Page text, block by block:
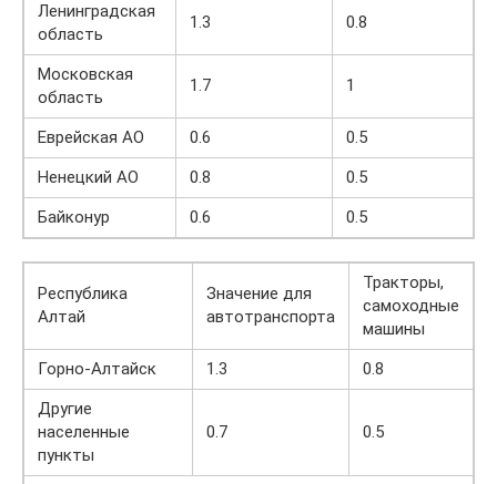
Ленинградская
область
1.3 0.8
Московская
область
1.7 1
Еврейская АО 0.6
0.5
Ненецкий АО
0.8
0.5
Байконур
0.6 0.5
Республика
Алтай
Значение для
автотранспорта
Тракторы,
самоходные
машины
Горно-Алтайск
1.3
0.8
Другие
населенные
пункты
0.7 0.5